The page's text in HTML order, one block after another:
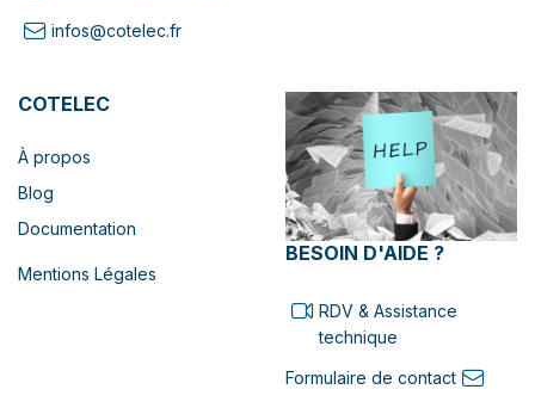
infos@cotelec.fr
COTELEC
À propos
Blog
Documentation
Mentions Légales
BESOIN D'AIDE ?
RDV & Assistance
technique
Formulaire de contact